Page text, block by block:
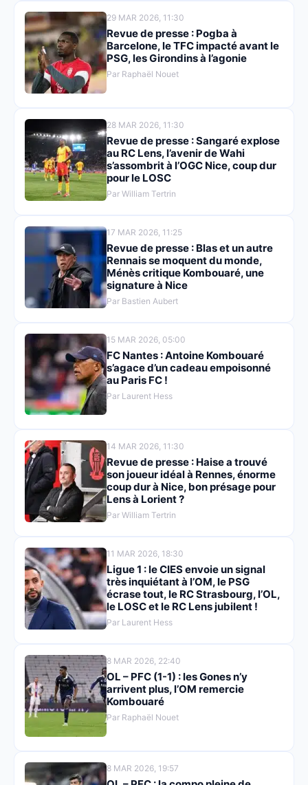
29 MAR 2026, 11:30
Revue de presse : Pogba à
Barcelone, le TFC impacté avant le
PSG, les Girondins à l’agonie
Par Raphaël Nouet
28 MAR 2026, 11:30
Revue de presse : Sangaré explose
au RC Lens, l’avenir de Wahi
s’assombrit à l’OGC Nice, coup dur
pour le LOSC
Par William Tertrin
17 MAR 2026, 11:25
Revue de presse : Blas et un autre
Rennais se moquent du monde,
Ménès critique Kombouaré, une
signature à Nice
Par Bastien Aubert
15 MAR 2026, 05:00
FC Nantes : Antoine Kombouaré
s’agace d’un cadeau empoisonné
au Paris FC !
Par Laurent Hess
14 MAR 2026, 11:30
Revue de presse : Haise a trouvé
son joueur idéal à Rennes, énorme
coup dur à Nice, bon présage pour
Lens à Lorient ?
Par William Tertrin
11 MAR 2026, 18:30
Ligue 1 : le CIES envoie un signal
très inquiétant à l’OM, le PSG
écrase tout, le RC Strasbourg, l’OL,
le LOSC et le RC Lens jubilent !
Par Laurent Hess
8 MAR 2026, 22:40
OL – PFC (1-1) : les Gones n’y
arrivent plus, l’OM remercie
Kombouaré
Par Raphaël Nouet
8 MAR 2026, 19:57